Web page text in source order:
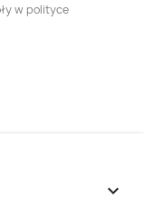
w polityce
